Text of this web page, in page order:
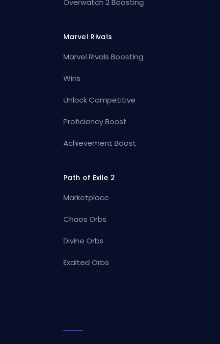
Overwatch 2 Boosting
Marvel Rivals
Marvel Rivals Boosting
Wins
Unlock Competitive
Proficiency Boost
Achievement Boost
Path of Exile 2
Marketplace
Chaos Orbs
Divine Orbs
Exalted Orbs